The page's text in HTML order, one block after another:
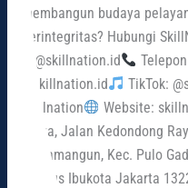
membangun budaya
berintegritas? Hubungi
cs@skillnation.id
@skillnation.id
TikTok:
Skillnation
Website:
Plaza, Jalan Kedondong
Rawamangun, Kec. Pulo
Khusus Ibukota Jakarta